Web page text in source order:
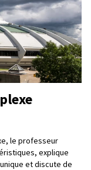
le professeur
explique
et discute de